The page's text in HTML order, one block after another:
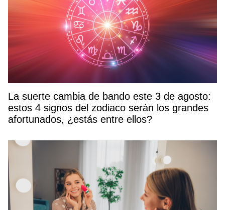
La suerte cambia de bando este 3 de agosto:
estos 4 signos del zodiaco serán los grandes
afortunados, ¿estás entre ellos?